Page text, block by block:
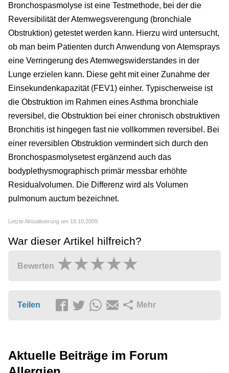
Bronchospasmolyse ist eine Testmethode, bei der die
Reversibilität der Atemwegsverengung (bronchiale
Obstruktion) getestet werden kann. Hierzu wird untersucht,
ob man beim Patienten durch Anwendung von Atemsprays
eine Verringerung des Atemwegswiderstandes in der
Lunge erzielen kann. Diese geht mit einer Zunahme der
Einsekundenkapazität (FEV1) einher. Typischerweise ist
die Obstruktion im Rahmen eines Asthma bronchiale
reversibel, die Obstruktion bei einer chronisch obstruktiven
Bronchitis ist hingegen fast nie vollkommen reversibel. Bei
einer reversiblen Obstruktion vermindert sich durch den
Bronchospasmolysetest ergänzend auch das
bodyplethysmographisch primär messbar erhöhte
Residualvolumen. Die Differenz wird als Volumen
pulmonum auctum bezeichnet.
Letzte Aktualisierung am 19.10.2009.
War dieser Artikel hilfreich?
Bewerten
Teilen Mehr
Aktuelle Beiträge im Forum